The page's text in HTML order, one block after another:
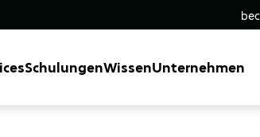
SchulungenWissenUnternehmen